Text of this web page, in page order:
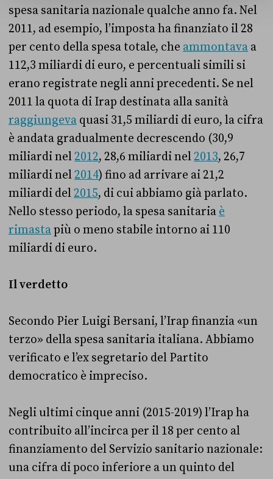
spesa sanitaria nazionale qualche anno fa. Nel
2011, ad esempio, l’imposta ha finanziato il 28
per cento della spesa totale, che ammontava a
112,3 miliardi di euro, e percentuali simili si
erano registrate negli anni precedenti. Se nel
2011 la quota di Irap destinata alla sanità
raggiungeva quasi 31,5 miliardi di euro, la cifra
è andata gradualmente decrescendo (30,9
miliardi nel2012, 28,6 miliardi nel2013, 26,7
miliardi nel2014) fino ad arrivare ai 21,2
miliardi del2015, di cui abbiamo già parlato.
Nello stesso periodo, la spesa sanitaria è
rimastapiù o meno stabile intorno ai 110
miliardi di euro.
Il verdetto
Secondo Pier Luigi Bersani, l’Irap finanzia «un
terzo» della spesa sanitaria italiana. Abbiamo
verificato e l’ex segretario del Partito
democratico è impreciso.
Negli ultimi cinque anni (2015-2019) l’Irap ha
contribuito all’incirca per il 18 per cento al
finanziamento del Servizio sanitario nazionale:
una cifra di poco inferiore a un quinto del